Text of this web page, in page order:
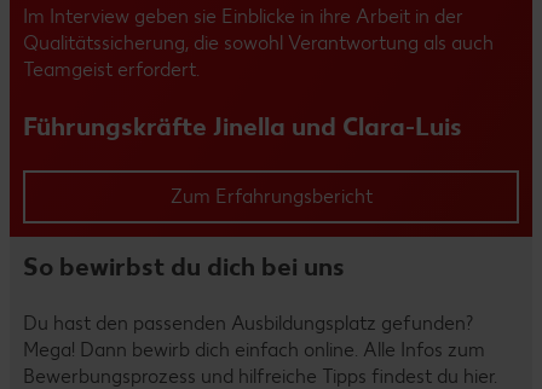
Im Interview geben sie Einblicke in ihre Arbeit in der
Qualitätssicherung, die sowohl Verantwortung als auch
Teamgeist erfordert.
Führungskräfte Jinella und Clara-Luis
Zum Erfahrungsbericht
So bewirbst du dich bei uns
Du hast den passenden Ausbildungsplatz gefunden?
Mega! Dann bewirb dich einfach online. Alle Infos zum
Bewerbungsprozess und hilfreiche Tipps findest du hier.